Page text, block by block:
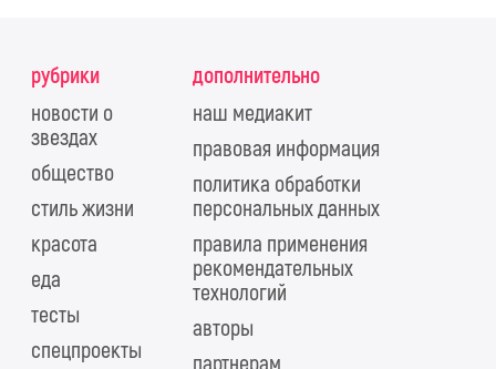
рубрики
новости о
звездах
общество
стиль жизни
красота
еда
тесты
спецпроекты
дополнительно
наш медиакит
правовая информация
политика обработки
персональных данных
правила применения
рекомендательных
технологий
авторы